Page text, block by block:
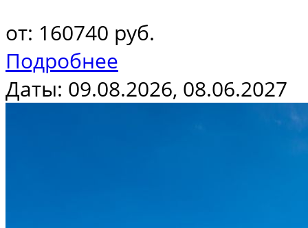
от: 160740 руб.
Подробнее
Даты: 09.08.2026, 08.06.2027